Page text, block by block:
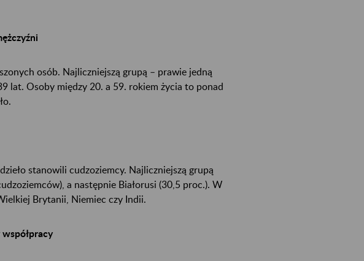
osób. Najliczniejszą grupą – prawie jedną
lat. Osoby między 20. a 59. rokiem życia to ponad
stanowili cudzoziemcy. Najliczniejszą grupą
a następnie Białorusi (30,5 proc.). W
Brytanii, Niemiec czy Indii.